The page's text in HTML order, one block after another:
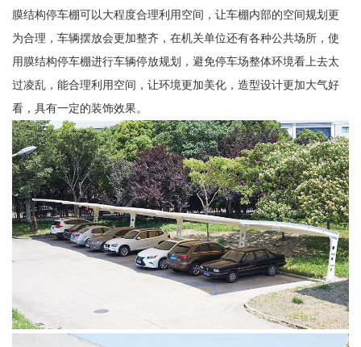
膜结构停车棚可以大程度合理利用空间，让车棚内部的空间规划更
为合理，车辆摆放会更加整齐，在机关单位还有各种公共场所，使
用膜结构停车棚进行车辆停放规划，避免停车场整体环境看上去太
过凌乱，能合理利用空间，让环境更加美化，造型设计更加大气好
看，具有一定的装饰效果。